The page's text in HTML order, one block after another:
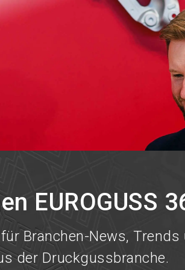
EUROGUSS
Branchen-News, Trends
der Druckgussbranche.